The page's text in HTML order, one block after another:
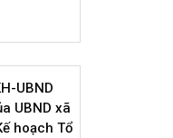
UBND
UBND xã
hoạch Tổ